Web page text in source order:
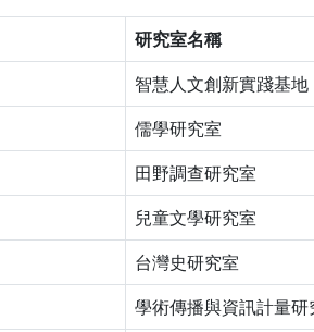
研究室名稱
智慧人文創新實踐基地
儒學研究室
田野調查研究室
兒童文學研究室
台灣史研究室
學術傳播與資訊計量研